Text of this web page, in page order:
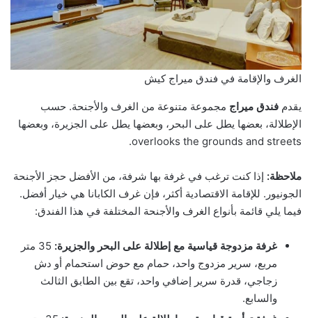
الغرف والإقامة في فندق ميراج كيش
يقدم فندق ميراج مجموعة متنوعة من الغرف والأجنحة. حسب
الإطلالة، بعضها يطل على البحر، وبعضها يطل على الجزيرة، وبعضها
overlooks the grounds and streets.
ملاحظة: إذا كنت ترغب في غرفة بها شرفة، من الأفضل حجز الأجنحة
الجونيور. للإقامة الاقتصادية أكثر، فإن غرف الكابانا هي خيار أفضل.
فيما يلي قائمة بأنواع الغرف والأجنحة المختلفة في هذا الفندق:
غرفة مزدوجة قياسية مع إطلالة على البحر والجزيرة:
35 متر
مربع، سرير مزدوج واحد، حمام مع حوض استحمام أو دش
زجاجي، قدرة سرير إضافي واحد، تقع بين الطابق الثالث
والسابع.